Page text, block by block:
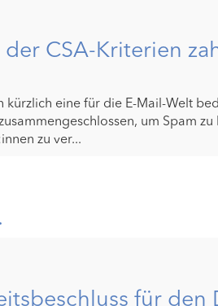
CSA-Kriterien
kürzlich eine für die E-Mail-Welt
um Spam
zu ver...
für den